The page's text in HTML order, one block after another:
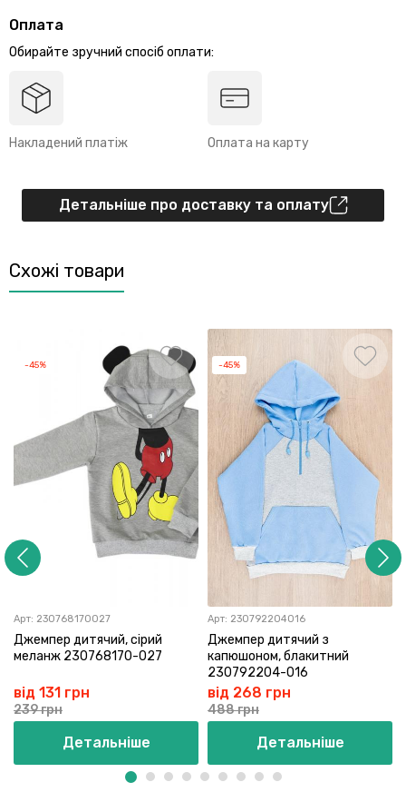
Оплата
Обирайте зручний спосіб оплати:
Накладений платіж Оплата на карту
Детальніше про доставку та оплату
Схожі товари
-45%
Арт: 230768170027
Джемпер дитячий, сірий
меланж 230768170-027
від 131 грн
239 грн
Детальніше
-45%
Арт: 230792204016
Джемпер дитячий з
капюшоном, блакитний
230792204-016
від 268 грн
488 грн
Детальніше